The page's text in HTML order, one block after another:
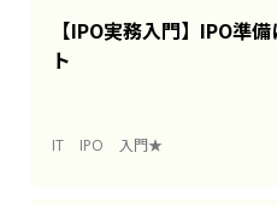
【IPO実務入門】IPO準
ト
IT IPO 入門★